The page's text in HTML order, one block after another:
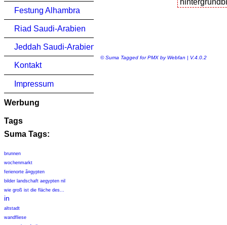
Festung Alhambra
Riad Saudi-Arabien
Jeddah Saudi-Arabien
Kontakt
Impressum
Werbung
Tags
Suma Tags:
brunnen
wochenmarkt
ferienorte ã¤gypten
bilder landschaft aegypten nil
wie groß ist die fläche des...
in
altstadt
wandfliese
© Suma Tagged for PMX by Webfan | V.4.0.2